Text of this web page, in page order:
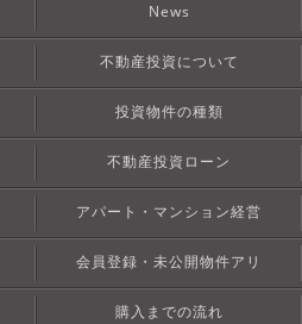
News
不動産投資について
投資物件の種類
不動産投資ローン
アパート・マンション経営
会員登録・未公開物件アリ
購入までの流れ